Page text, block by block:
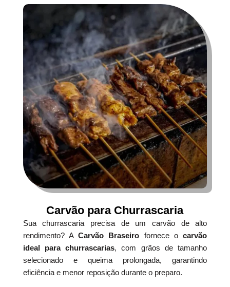
Carvão para Churrascaria
Sua churrascaria precisa de um carvão de alto
rendimento? ACarvão Braseiro fornece ocarvão
ideal para churrascarias, com grãos de tamanho
selecionado e queima prolongada, garantindo
eficiência e menor reposição durante o preparo.